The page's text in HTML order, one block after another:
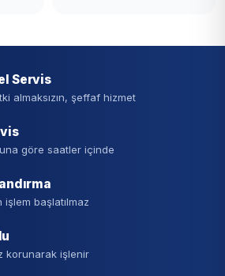
Servis
almaksızın, şeffaf hizmet
göre saatler içinde
işlem başlatılmaz
korunarak işlenir